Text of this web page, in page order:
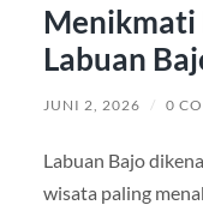
Menikmati
Labuan
JUNI 2, 2026 / 0
Labuan Bajo
wisata paling